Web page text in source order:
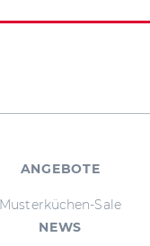
ANGEBOTE
Musterküchen-Sale
NEWS